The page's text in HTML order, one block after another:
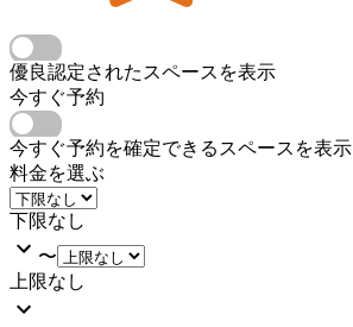
優良認定されたスペースを表示
今すぐ予約
今すぐ予約を確定できるスペースを表示
料金を選ぶ
下限なし
〜
上限なし